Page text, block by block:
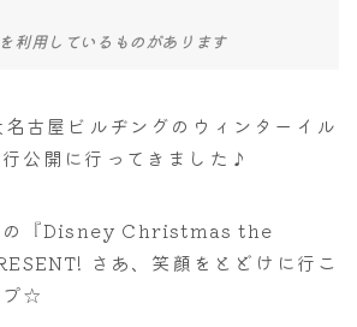
利用しているものがあります
古屋ビルヂングのウィンターイル
公開に行ってきました♪
の『Disney Christmas the
さあ、笑顔をとどけに行こ
プ☆